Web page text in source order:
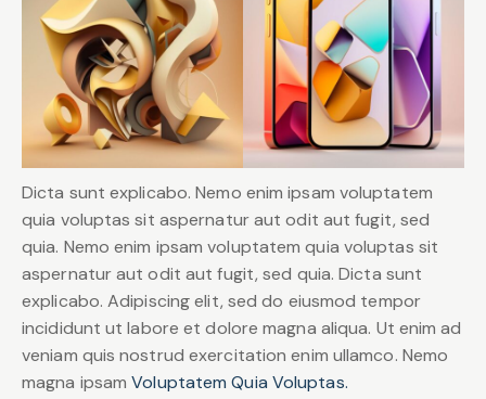
Dicta sunt explicabo. Nemo enim ipsam voluptatem
quia voluptas sit aspernatur aut odit aut fugit, sed
quia. Nemo enim ipsam voluptatem quia voluptas sit
aspernatur aut odit aut fugit, sed quia. Dicta sunt
explicabo. Adipiscing elit, sed do eiusmod tempor
incididunt ut labore et dolore magna aliqua. Ut enim ad
veniam quis nostrud exercitation enim ullamco. Nemo
magna ipsamVoluptatem Quia Voluptas.